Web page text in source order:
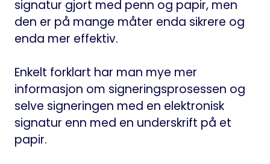
signatur gjort med penn og papir, men
den er på mange måter enda sikrere og
enda mer effektiv.
Enkelt forklart har man mye mer
informasjon om signeringsprosessen og
selve signeringen med en elektronisk
signatur enn med en underskrift på et
papir.